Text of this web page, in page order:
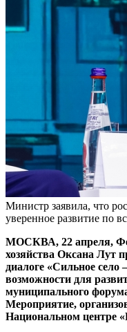
Министр заявила, что
уверенное развитие по
МОСКВА, 22 апреля,
хозяйства Оксана Лут
диалоге «Сильное
возможности для
муниципального
Мероприятие,
Национальном центре